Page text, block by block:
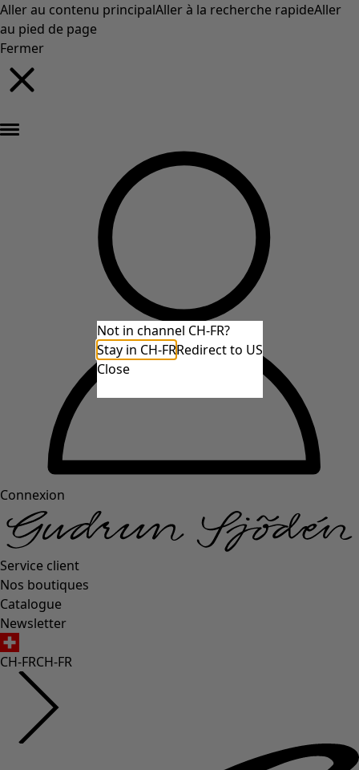
Aller au contenu principalAller à la recherche rapideAller
au pied de page
Fermer
Connexion
Service client
Nos boutiques
Catalogue
Newsletter
CH-FRCH-FR
Not in channel CH-FR?
Stay in CH-FRRedirect to US
Close